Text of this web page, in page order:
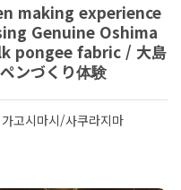
making experience
Genuine Oshima
pongee fabric / 大島
ンづくり体験
가고시마시/사쿠라지마